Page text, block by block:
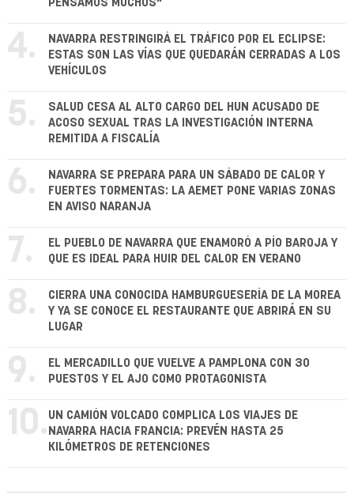
PENSAMOS MUCHOS"
4.
NAVARRA RESTRINGIRÁ EL TRÁFICO POR EL ECLIPSE:
ESTAS SON LAS VÍAS QUE QUEDARÁN CERRADAS A LOS
VEHÍCULOS
5.
SALUD CESA AL ALTO CARGO DEL HUN ACUSADO DE
ACOSO SEXUAL TRAS LA INVESTIGACIÓN INTERNA
REMITIDA A FISCALÍA
6.
NAVARRA SE PREPARA PARA UN SÁBADO DE CALOR Y
FUERTES TORMENTAS: LA AEMET PONE VARIAS ZONAS
EN AVISO NARANJA
7.
EL PUEBLO DE NAVARRA QUE ENAMORÓ A PÍO BAROJA Y
QUE ES IDEAL PARA HUIR DEL CALOR EN VERANO
8.
CIERRA UNA CONOCIDA HAMBURGUESERÍA DE LA MOREA
Y YA SE CONOCE EL RESTAURANTE QUE ABRIRÁ EN SU
LUGAR
9.
EL MERCADILLO QUE VUELVE A PAMPLONA CON 30
PUESTOS Y EL AJO COMO PROTAGONISTA
10. UN CAMIÓN VOLCADO COMPLICA LOS VIAJES DE
NAVARRA HACIA FRANCIA: PREVÉN HASTA 25
KILÓMETROS DE RETENCIONES